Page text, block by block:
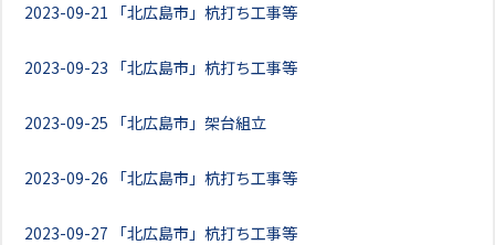
2023-09-21 「北広島市」杭打ち工事等
2023-09-23 「北広島市」杭打ち工事等
2023-09-25 「北広島市」架台組立
2023-09-26 「北広島市」杭打ち工事等
2023-09-27 「北広島市」杭打ち工事等